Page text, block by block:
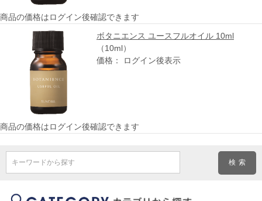
商品の価格はログイン後確認できます
ボタニエンス ユースフルオイル 10ml
（10ml）
価格： ログイン後表示
商品の価格はログイン後確認できます
キーワードから探す